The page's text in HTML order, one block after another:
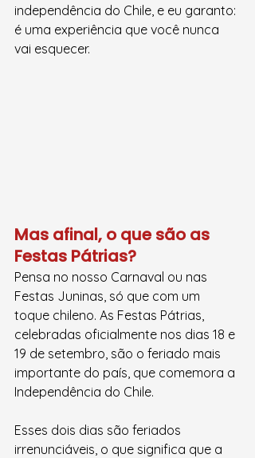
independência do Chile, e eu garanto:
é uma experiência que você nunca
vai esquecer.
Mas afinal, o que são as
Festas Pátrias?
Pensa no nosso Carnaval ou nas
Festas Juninas, só que com um
toque chileno. As Festas Pátrias,
celebradas oficialmente nos dias 18 e
19 de setembro, são o feriado mais
importante do país, que comemora a
Independência do Chile.
Esses dois dias são feriados
irrenunciáveis, o que significa que a